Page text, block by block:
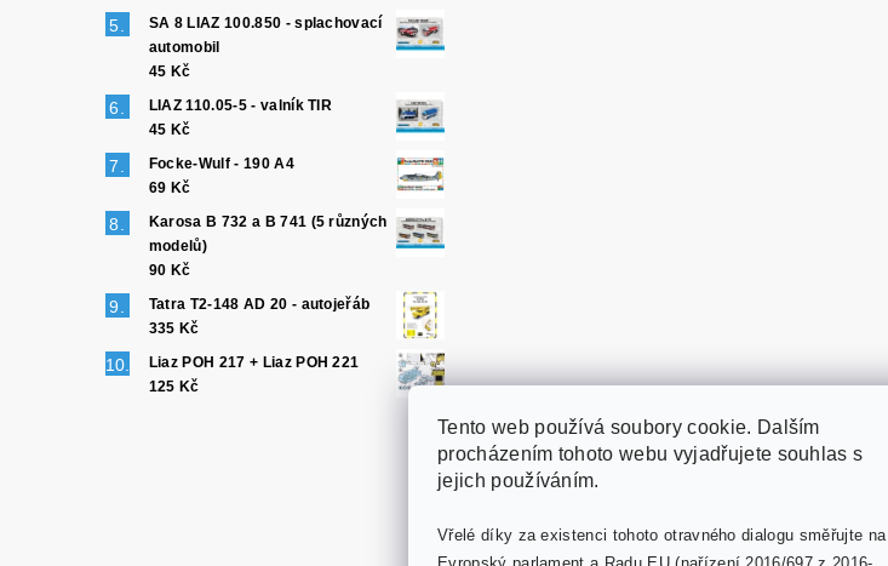
SA 8 LIAZ 100.850 - splachovací
automobil
45 Kč
LIAZ 110.05-5 - valník TIR
45 Kč
Focke-Wulf - 190 A4
69 Kč
Karosa B 732 a B 741 (5 různých
modelů)
90 Kč
Tatra T2-148 AD 20 - autojeřáb
335 Kč
Liaz POH 217 + Liaz POH 221
125 Kč
PaperModel.cz
Tento web používá soubory cookie. Dalším
procházením tohoto webu vyjadřujete souhlas s
jejich používáním.
Vřelé díky za existenci tohoto otravného dialogu směřujte na